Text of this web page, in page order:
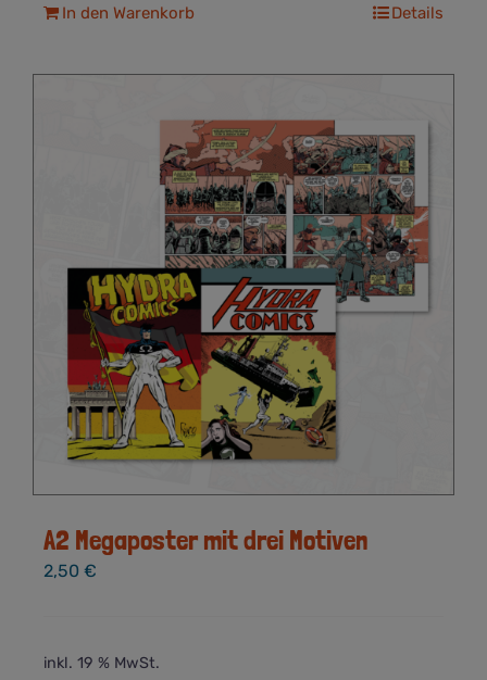
In den Warenkorb Details
A2 Megaposter mit drei Motiven
2,50 €
inkl. 19 % MwSt.